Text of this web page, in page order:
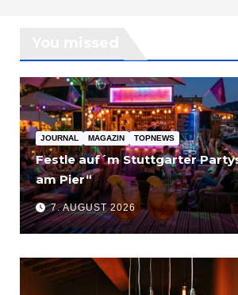
JOURNAL MAGAZIN TOPNEWS
Festle auf´m Stuttgarter
am Pier“
7. AUGUST 2026